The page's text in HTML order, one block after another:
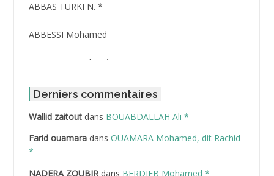
ABBAS TURKI N. *
ABBESSI Mohamed
ABBOUR Azzedine *
ABDAT Amar
ABDEDDAIM Hamid
ABDELAZIZ Mohamed
Derniers commentaires
Wallid zaitoutdans BOUABDALLAH Ali *
Farid ouamaradans OUAMARA Mohamed, dit Rachid
*
NADERA ZOUBIRdans BERDJEB Mohamed *